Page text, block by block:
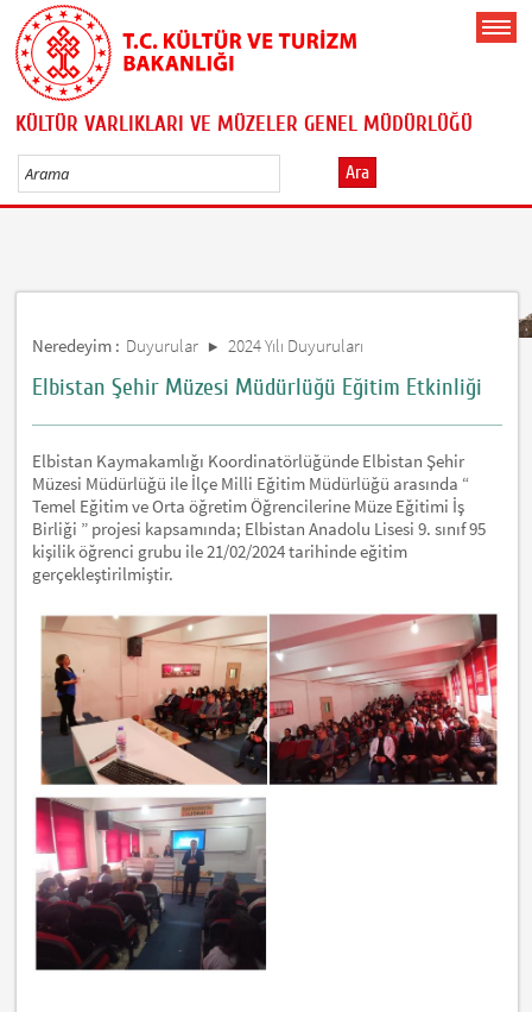
KÜLTÜR VARLIKLARI VE MÜZELER GENEL MÜDÜRLÜĞÜ
Ara
Neredeyim : Duyurular 2024 Yılı Duyuruları
Elbistan Şehir Müzesi Müdürlüğü Eğitim Etkinliği
Elbistan Kaymakamlığı Koordinatörlüğünde Elbistan Şehir
Müzesi Müdürlüğü ile İlçe Milli Eğitim Müdürlüğü arasında “
Temel Eğitim ve Orta öğretim Öğrencilerine Müze Eğitimi İş
Birliği ” projesi kapsamında; Elbistan Anadolu Lisesi 9. sınıf 95
kişilik öğrenci grubu ile 21/02/2024 tarihinde eğitim
gerçekleştirilmiştir.